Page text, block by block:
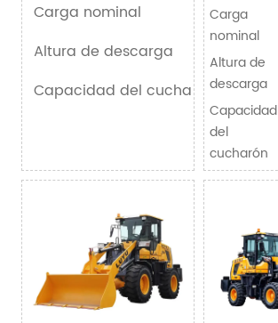
Carga nominal
Altura de descarga
Capacidad del cucharón
Carga
nominal
Altura de
descarga
Capacidad
del
cucharón